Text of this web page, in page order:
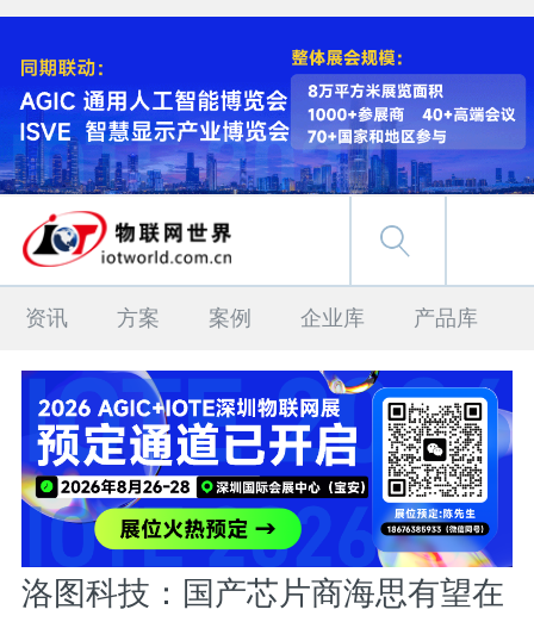
资讯 方案 案例 企业库 产品库
洛图科技：国产芯片商海思有望在